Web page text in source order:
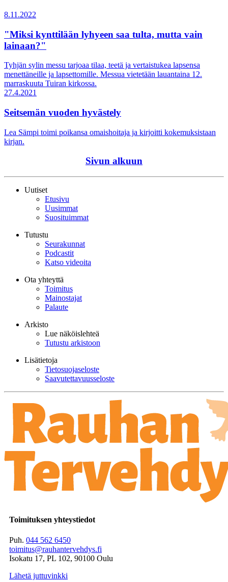
8.11.2022
"Miksi kynttilään lyhyeen saa tulta, mutta vain
lainaan?"
Tyhjän sylin messu tarjoaa tilaa, teetä ja vertaistukea lapsensa
menettäneille ja lapsettomille. Messua vietetään lauantaina 12.
marraskuuta Tuiran kirkossa.
27.4.2021
Seitsemän vuoden hyvästely
Lea Sämpi toimi poikansa omaishoitaja ja kirjoitti kokemuksistaan
kirjan.
Sivun alkuun
Uutiset
Etusivu
Uusimmat
Suosituimmat
Tutustu
Seurakunnat
Podcastit
Katso videoita
Ota yhteyttä
Toimitus
Mainostajat
Palaute
Arkisto
Lue näköislehteä
Tutustu arkistoon
Lisätietoja
Tietosuojaseloste
Saavutettavuusseloste
Toimituksen yhteystiedot
Puh. 044 562 6450
toimitus@rauhantervehdys.fi
Isokatu 17, PL 102, 90100 Oulu
Lähetä juttuvinkki